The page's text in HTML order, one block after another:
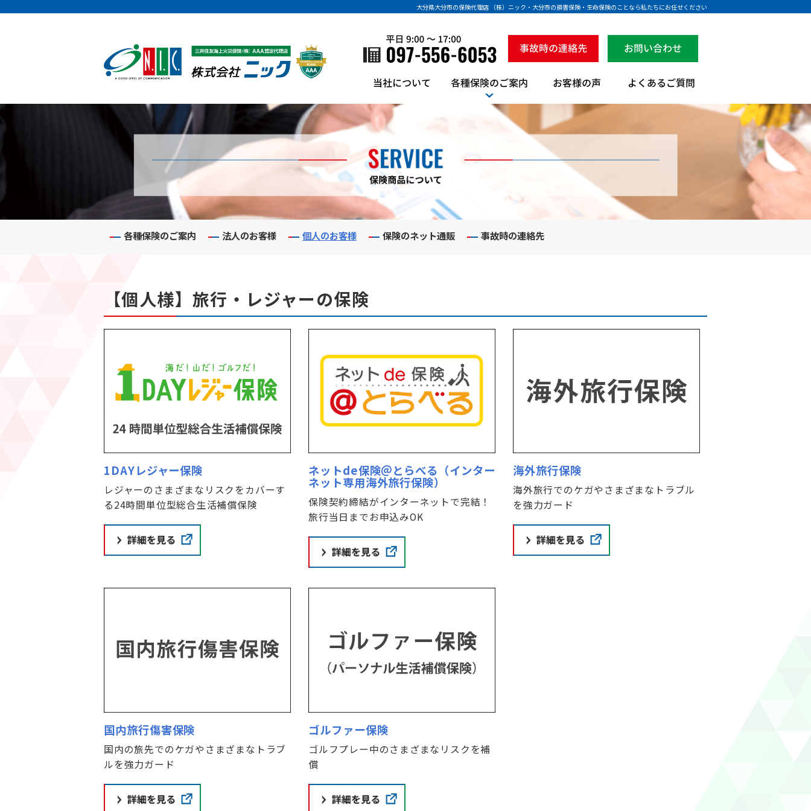
大分県大分市の保険代理店 （株）ニック・大分市の損害保険・生命保険のことなら私たちにお任せください
各種保険のご案内 法人のお客様 個人のお客様 保険のネット通販 事故時の連絡先
【個人様】旅行・レジャーの保険
1DAYレジャー保険
レジャーのさまざまなリスクをカバーす
る24時間単位型総合生活補償保険
ネットde保険＠とらべる（インター
ネット専用海外旅行保険）
保険契約締結がインターネットで完結！
旅行当日までお申込みOK
海外旅行保険
海外旅行でのケガやさまざまなトラブル
を強力ガード
国内旅行傷害保険
国内の旅先でのケガやさまざまなトラブ
ルを強力ガード
ゴルファー保険
ゴルフプレー中のさまざまなリスクを補
償